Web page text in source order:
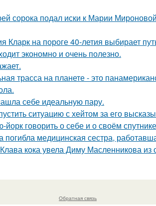
сорока подал иски к Марии
на пороге 40-летия выбирает
экономно и очень полезно.
трасса на планете - это
себе идеальную пару.
ситуацию с хейтом за его
говорить о себе и о своём
погибла медицинская сестра,
кока увела Диму Масленникова
Обратная связь